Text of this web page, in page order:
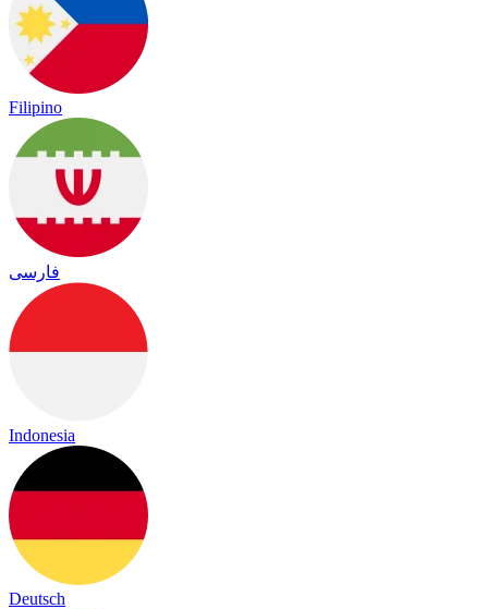
Filipino
فارسی
Indonesia
Deutsch